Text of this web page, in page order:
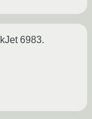
6983.